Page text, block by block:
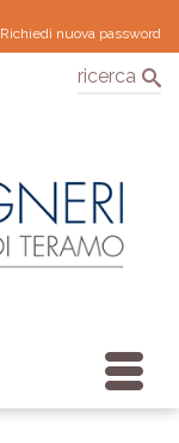
Richiedi nuova password
ricerca